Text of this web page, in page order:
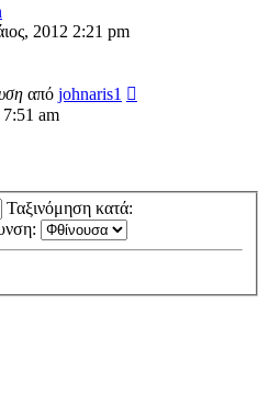
2012 2:21 pm
από johnaris1
7:51 am
Ταξινόμηση κατά: